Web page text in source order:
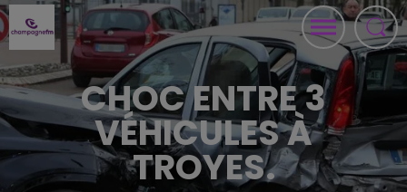
CHOC ENTRE 3
VÉHICULES À
TROYES.